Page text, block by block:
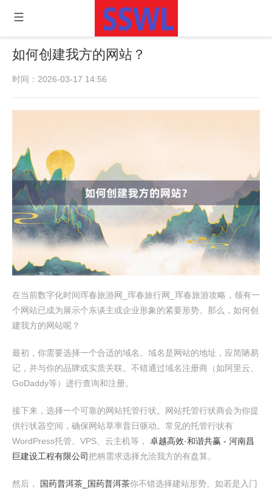
如何创建我方的网站？
时间：2026-03-17 14:56
在当前数字化时间珲春旅游网_珲春旅行网_珲春旅游攻略，领有一
个网站已成为展示个东谈主或企业形象的紧要形势。那么，如何创
建我方的网站呢？
最初，你需要选择一个合适的域名。域名是网站的地址，应简陋易
记，并与你的品牌或实质关联。不错通过域名注册商（如阿里云、
GoDaddy等）进行查询和注册。
接下来，选择一个可靠的网站托管行状。网站托管行状商会为你提
供行状器空间，确保网站草率昔日驱动。常见的托管行状有
WordPress托管、VPS、云主机等， 卓越高效·和谐共赢 - 河南昌
巨建设工程有限公司把柄需求选择允洽我方的有盘算。
然后， 国药普洱茶_国药普洱茶你不错选择建站形势。如若是入门